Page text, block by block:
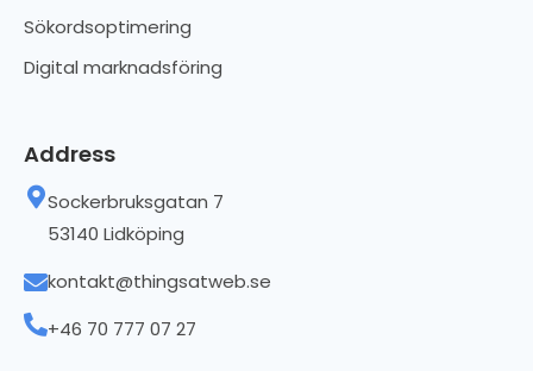
Sökordsoptimering
Digital marknadsföring
Address
Sockerbruksgatan 7
53140 Lidköping
kontakt@thingsatweb.se
+46 70 777 07 27